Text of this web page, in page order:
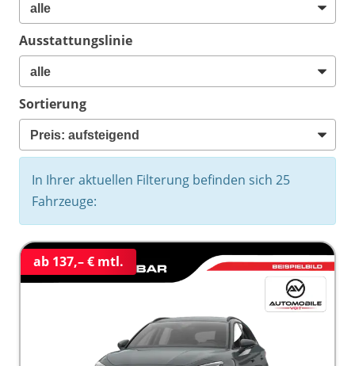
Ausstattungslinie
Sortierung
In Ihrer aktuellen Filterung befinden sich 25
Fahrzeuge:
ab 137,– € mtl.